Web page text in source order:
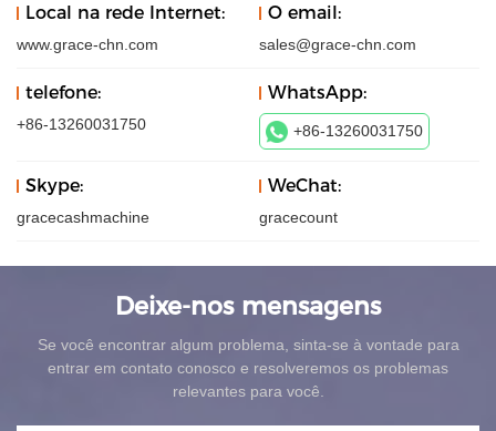
Local na rede Internet:
www.grace-chn.com
O email:
sales@grace-chn.com
telefone:
+86-13260031750
WhatsApp:
+86-13260031750
Skype:
gracecashmachine
WeChat:
gracecount
Deixe-nos mensagens
Se você encontrar algum problema, sinta-se à vontade para
entrar em contato conosco e resolveremos os problemas
relevantes para você.